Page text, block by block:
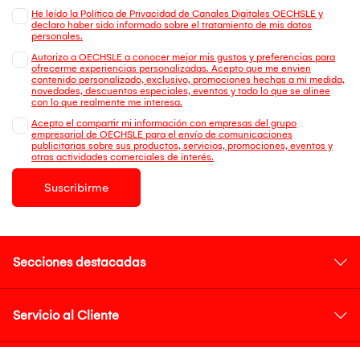
He leído la Política de Privacidad de Canales Digitales OECHSLE y
declaro haber sido informado sobre el tratamiento de mis datos
personales.
Autorizo a OECHSLE a conocer mejor mis gustos y preferencias para
ofrecerme experiencias personalizadas. Acepto que me envien
contenido personalizado, exclusivo, promociones hechas a mi medida,
novedades, descuentos especiales, eventos y todo lo que se alinee
con lo que realmente me interesa.
Acepto el compartir mi información con empresas del grupo
empresarial de OECHSLE para el envío de comunicaciones
publicitarias sobre sus productos, servicios, promociones, eventos y
otras actividades comerciales de interés.
Suscribirme
Secciones destacadas
Servicio al Cliente